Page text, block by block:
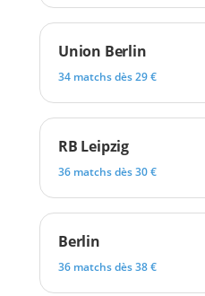
Union Berlin
34 matchs dès 29 €
RB Leipzig
36 matchs dès 30 €
Berlin
36 matchs dès 38 €